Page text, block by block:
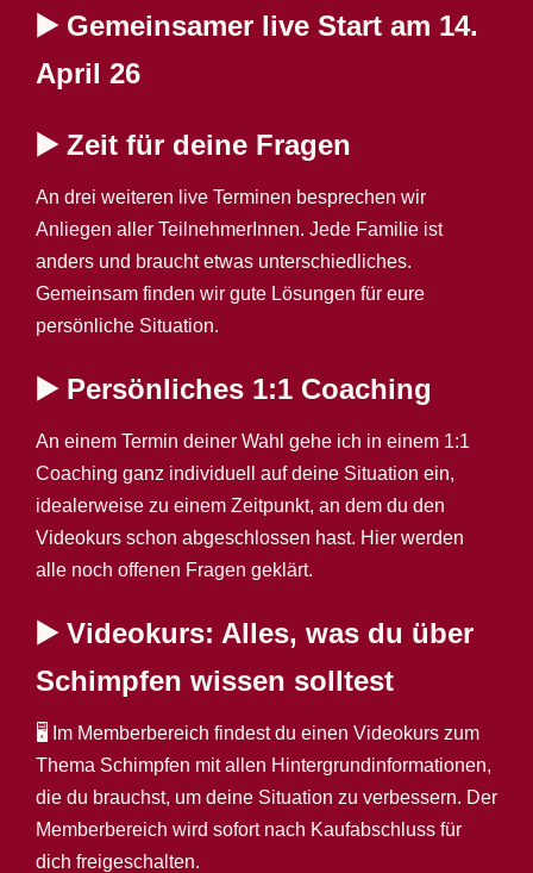
▶️ Gemeinsamer live Start am 14.
April 26
▶️ Zeit für deine Fragen
An drei weiteren live Terminen besprechen wir
Anliegen aller TeilnehmerInnen. Jede Familie ist
anders und braucht etwas unterschiedliches.
Gemeinsam finden wir gute Lösungen für eure
persönliche Situation.
▶️ Persönliches 1:1 Coaching
An einem Termin deiner Wahl gehe ich in einem 1:1
Coaching ganz individuell auf deine Situation ein,
idealerweise zu einem Zeitpunkt, an dem du den
Videokurs schon abgeschlossen hast. Hier werden
alle noch offenen Fragen geklärt.
▶️ Videokurs: Alles, was du über
Schimpfen wissen solltest
🖥️ Im Memberbereich findest du einen Videokurs zum
Thema Schimpfen mit allen Hintergrundinformationen,
die du brauchst, um deine Situation zu verbessern. Der
Memberbereich wird sofort nach Kaufabschluss für
dich freigeschalten.